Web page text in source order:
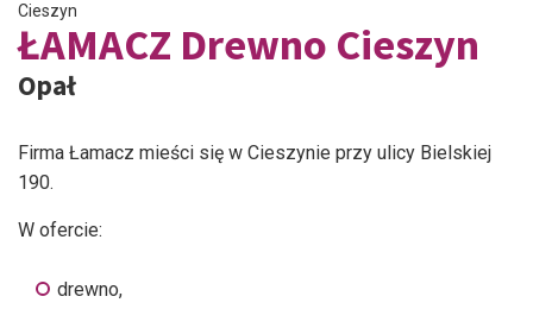
Cieszyn
ŁAMACZ Drewno Cieszyn
Opał
Firma Łamacz mieści się w Cieszynie przy ulicy Bielskiej
190.
W ofercie:
drewno,